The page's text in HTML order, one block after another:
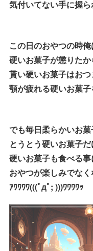
気付いてない手に握
この日のおやつの時
硬いお菓子が懲りた
貰い硬いお菓子はお
顎が疲れる硬いお菓
でも毎日柔らかいお
とうとう硬いお菓子
硬いお菓子も食べる
おやつが楽しみでな
ｱﾜﾜﾜﾜ(((ﾟдﾟ; )))ﾜﾜﾜﾜｯ